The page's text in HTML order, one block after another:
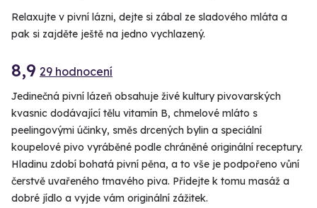
Relaxujte v pivní lázni, dejte si zábal ze sladového mláta a
pak si zajděte ještě na jedno vychlazený.
8,9 29 hodnocení
Jedinečná pivní lázeň obsahuje živé kultury pivovarských
kvasnic dodávající tělu vitamín B, chmelové mláto s
peelingovými účinky, směs drcených bylin a speciální
koupelové pivo vyráběné podle chráněné originální receptury.
Hladinu zdobí bohatá pivní pěna, a to vše je podpořeno vůní
čerstvě uvařeného tmavého piva. Přidejte k tomu masáž a
dobré jídlo a vyjde vám originální zážitek.